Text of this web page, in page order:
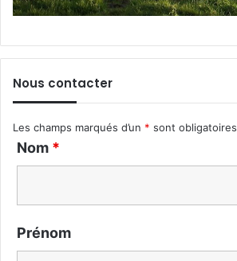
Nous contacter
Les champs marqués d’un * sont obligatoires
Nom *
Prénom